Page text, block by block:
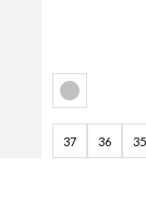
37 36 35